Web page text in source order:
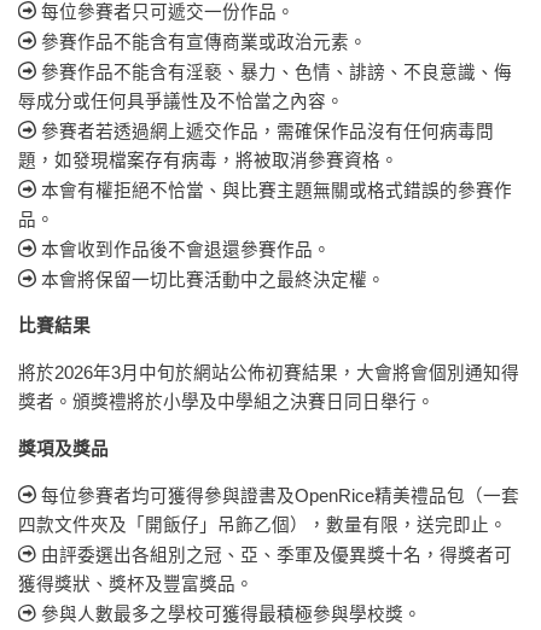
每位參賽者只可遞交一份作品。
參賽作品不能含有宣傳商業或政治元素。
參賽作品不能含有淫褻、暴力、色情、誹謗、不良意識、侮
辱成分或任何具爭議性及不恰當之內容。
參賽者若透過網上遞交作品，需確保作品沒有任何病毒問
題，如發現檔案存有病毒，將被取消參賽資格。
本會有權拒絕不恰當、與比賽主題無關或格式錯誤的參賽作
品。
本會收到作品後不會退還參賽作品。
本會將保留一切比賽活動中之最終決定權。
比賽結果
將於2026年3月中旬於網站公佈初賽結果，大會將會個別通知得
獎者。頒獎禮將於小學及中學組之決賽日同日舉行。
獎項及獎品
每位參賽者均可獲得參與證書及OpenRice精美禮品包（一套
四款文件夾及「開飯仔」吊飾乙個），數量有限，送完即止。
由評委選出各組別之冠、亞、季軍及優異獎十名，得獎者可
獲得獎狀、獎杯及豐富獎品。
參與人數最多之學校可獲得最積極參與學校獎。